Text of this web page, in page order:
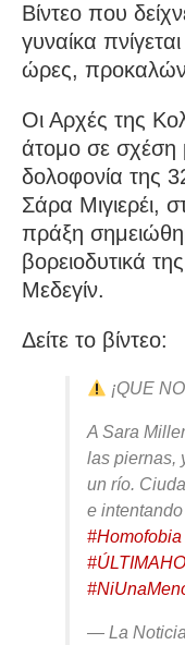
Βίντεο που
γυναίκα
ώρες,
Οι Αρχές της
άτομο σε σχέση
δολοφονία της
Σάρα Μιγιερέι,
πράξη
βορειοδυτικά
Μεδεγίν.
Δείτε το βίντεο:
¡QUE
A Sara
las piernas,
un río.
e
#Homofobia
— La